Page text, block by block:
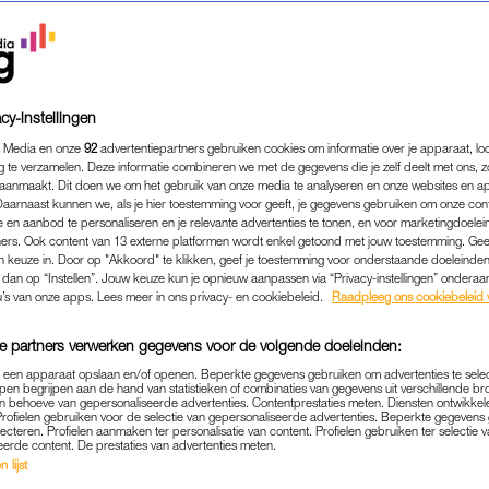
EN EVA WINNEN EEN
EILAND: 'WE
GELOVEN'
BUITENLAND| INTERVIEW
21-05-2026 | FLORIEN DE BRUIJN
eigen onbewoonde eiland.
Voor het Brabantse
werkelijkheid. Na een winactie worden zij voor een
instellingen
en onze 92 advertentiepartners gebruiken cookies om informatie over je apparaat,
te verzamelen. Deze informatie combineren we met de gegevens die je zelf deelt met ons,
Dit doen we om het gebruik van onze media te analyseren en onze websites en
kunnen we, als je hier toestemming voor geeft, je gegevens gebruiken om onze
en aanbod te personaliseren en je relevante advertenties te tonen, en voor
Ook content van 13 externe platformen wordt enkel getoond met jouw toestemming.
keuze in. Door op "Akkoord" te klikken, geef je toestemming voor onderstaande
op “Instellen”. Jouw keuze kun je opnieuw aanpassen via “Privacy-instellingen”
van onze apps. Lees meer in ons privacy- en cookiebeleid.
Raadpleeg ons cookiebeleid
partners verwerken gegevens voor de volgende doeleinden:
apparaat opslaan en/of openen. Beperkte gegevens gebruiken om advertenties te
begrijpen aan de hand van statistieken of combinaties van gegevens uit verschillende
behoeve van gepersonaliseerde advertenties. Contentprestaties meten. Diensten
gebruiken voor de selectie van gepersonaliseerde advertenties. Beperkte
Profielen aanmaken ter personalisatie van content. Profielen gebruiken ter selectie
content. De prestaties van advertenties meten.
lijst